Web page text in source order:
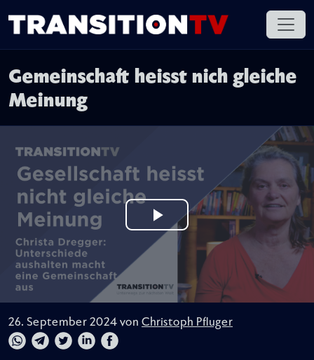
Gemeinschaft heisst nich gleiche
Meinung
26. September 2024 von Christoph Pfluger